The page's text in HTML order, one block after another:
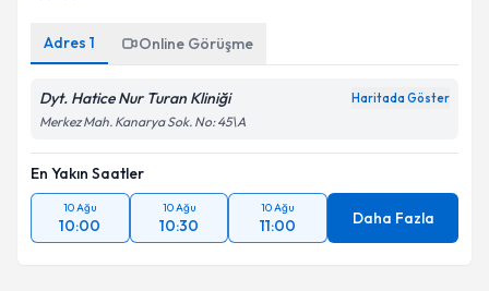
Adres 1 Online Görüşme
Dyt. Hatice Nur Turan Kliniği Haritada Göster
Merkez Mah. Kanarya Sok. No: 45\A
En Yakın Saatler
10 Ağu
10:00
10 Ağu
10:30
10 Ağu
11:00 Daha Fazla